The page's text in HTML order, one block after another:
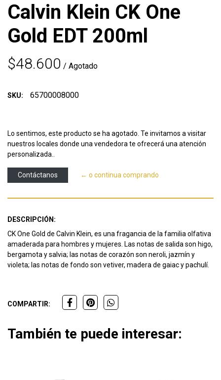
Calvin Klein CK One
Gold EDT 200ml
$48.600 / Agotado
SKU: 65700008000
Lo sentimos, este producto se ha agotado. Te invitamos a visitar
nuestros locales donde una vendedora te ofrecerá una atención
personalizada..
Contáctanos ← o continua comprando
DESCRIPCIÓN:
CK One Gold de Calvin Klein, es una fragancia de la familia olfativa
amaderada para hombres y mujeres. Las notas de salida son higo,
bergamota y salvia; las notas de corazón son neroli, jazmín y
violeta; las notas de fondo son vetiver, madera de gaiac y pachulí.
COMPARTIR:
También te puede interesar: